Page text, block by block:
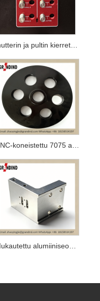
mutterin ja pultin kierretarkistus
CNC-koneistettu 7075 alumiinimusta anodisoitu hihnapyörä